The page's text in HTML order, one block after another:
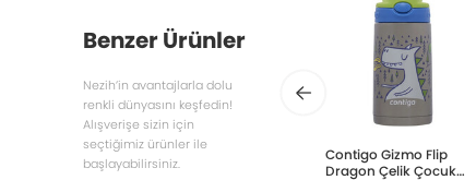
Benzer Ürünler
Nezih’in avantajlarla dolu
renkli dünyasını keşfedin!
Alışverişe sizin için
seçtiğimiz ürünler ile
başlayabilirsiniz.
Contigo Gizmo Flip
Dragon Çelik Çocuk